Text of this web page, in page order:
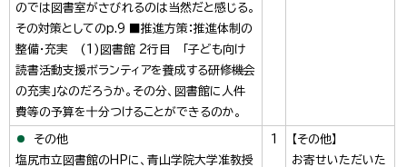
のでは図書室がさびれるのは当然だと感じる。
その対策としてのp.9 ■推進方策：推進体制の
整備・充実 (1)図書館 2行目 「子ども向け
読書活動支援ボランティアを養成する研修機会
の充実」なのだろうか。その分、図書館に人件
費等の予算を十分つけることができるのか。
その他
塩尻市立図書館のHPに、青山学院大学准教授
1
【その他】
お寄せいただいた